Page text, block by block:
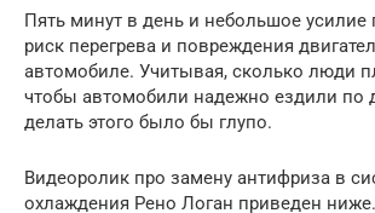
Пять минут в день и небольшое усилие
риск перегрева и повреждения
автомобиле. Учитывая, сколько люди
чтобы автомобили надежно ездили по
делать этого было бы глупо.
Видеоролик про замену антифриза в
охлаждения Рено Логан приведен ниже.